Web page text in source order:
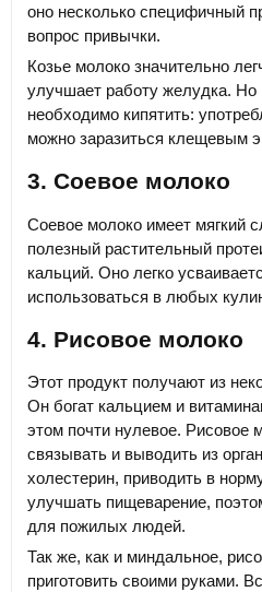
оно несколько специфичный
вопрос привычки.
Козье молоко значительно
улучшает работу желудка. Но
необходимо кипятить:
можно заразиться клещевым
3. Соевое молоко
Соевое молоко имеет мягкий
полезный растительный
кальций. Оно легко
использоваться в любых
4. Рисовое молоко
Этот продукт получают из
Он богат кальцием и
этом почти нулевое. Рисовое
связывать и выводить из
холестерин, приводить в
улучшать пищеварение,
для пожилых людей.
Так же, как и миндальное,
приготовить своими руками.